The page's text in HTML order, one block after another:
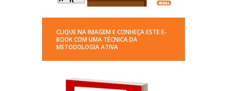
CLIQUE NA IMAGEM E CONHEÇA ESTE E-
BOOK COM UMA TÉCNICA DA
METODOLOGIA ATIVA